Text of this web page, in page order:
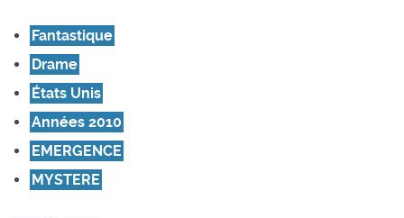
Fantastique
Drame
États Unis
Années 2010
EMERGENCE
MYSTERE